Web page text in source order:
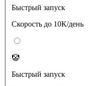
Быстрый запуск
Скорость до 10К/день
🤡
Быстрый запуск